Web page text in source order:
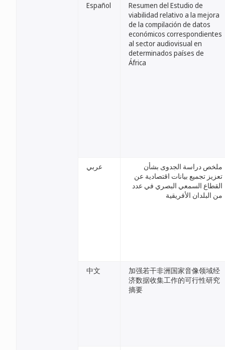
Español
Resumen del Estudio de
viabilidad relativo a la mejora
de la compilación de datos
económicos correspondientes
al sector audiovisual en
determinados países de
África
عربي
ملخص دراسة الجدوى بشأن
تعزيز تجميع بيانات اقتصادية عن
القطاع السمعي البصري في عدد
من البلدان الأفريقية
中文
加强若干非洲国家音像领域经
济数据收集工作的可行性研究
摘要